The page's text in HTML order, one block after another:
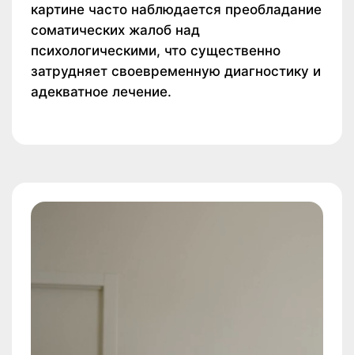
картине часто наблюдается преобладание
соматических жалоб над
психологическими, что существенно
затрудняет своевременную диагностику и
адекватное лечение.